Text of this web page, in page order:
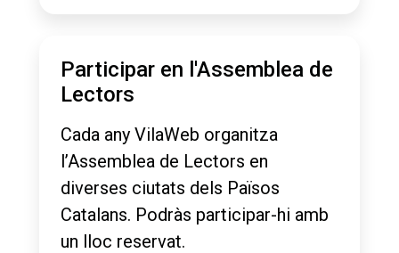
Participar en l'Assemblea de
Lectors
Cada any VilaWeb organitza
l’Assemblea de Lectors en
diverses ciutats dels Països
Catalans. Podràs participar-hi amb
un lloc reservat.